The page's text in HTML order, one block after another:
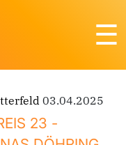
☰
03.04.2025
23 -